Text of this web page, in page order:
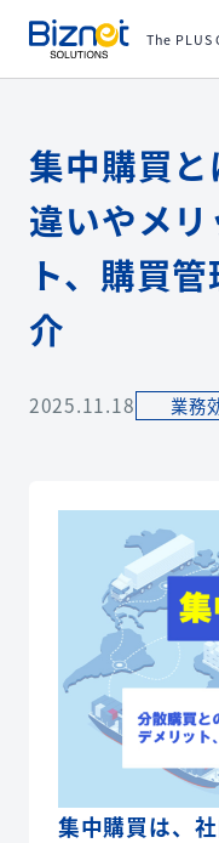
The PLUS
集中購買
違いやメ
ト、購買
介
2025.11.18 業務
集中購買は、